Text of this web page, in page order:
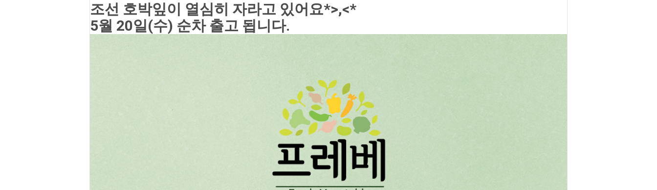
조선 호박잎이 열심히 자라고 있어요*>,<*
5월 20일(수) 순차 출고 됩니다.